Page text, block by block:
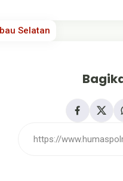
Selatan